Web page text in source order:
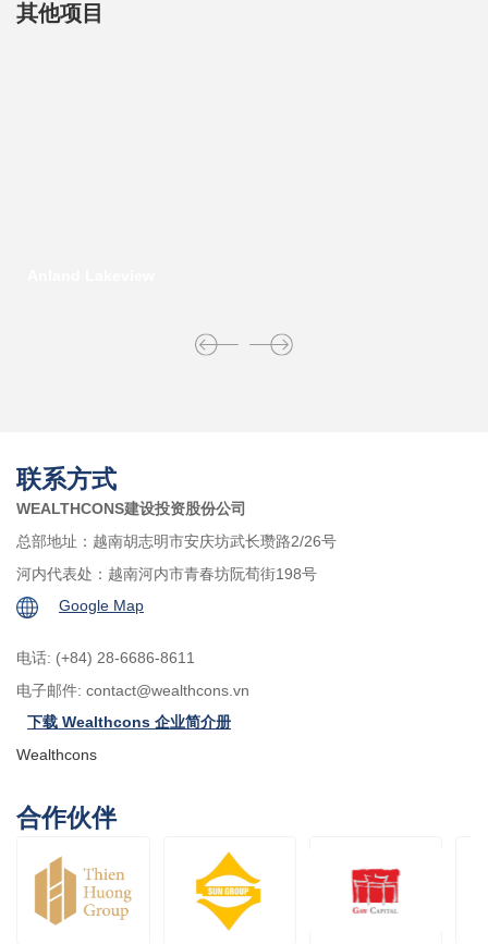
其他项目
联系方式
WEALTHCONS建设投资股份公司
总部地址：越南胡志明市安庆坊武长瓒路2/26号
河内代表处：越南河内市青春坊阮荀街198号
Google Map
电话: (+84) 28-6686-8611
电子邮件: contact@wealthcons.vn
下载 Wealthcons 企业简介册
Wealthcons
合作伙伴